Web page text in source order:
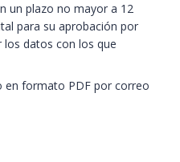
un plazo no mayor a 12
para su aprobación por
los datos con los que
en formato PDF por correo